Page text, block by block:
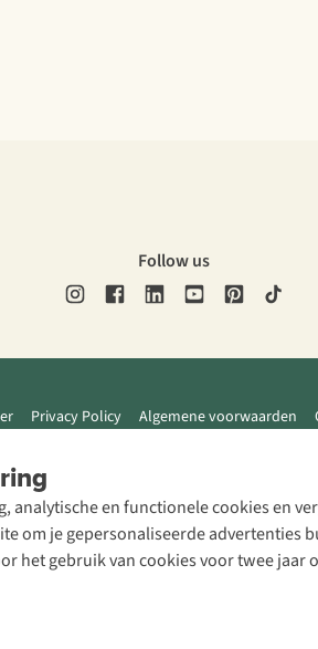
en functionele cookies en
om je gepersonaliseerde advertenties
het gebruik van cookies voor twee
Follow us
Privacy Policy Algemene voorwaarden